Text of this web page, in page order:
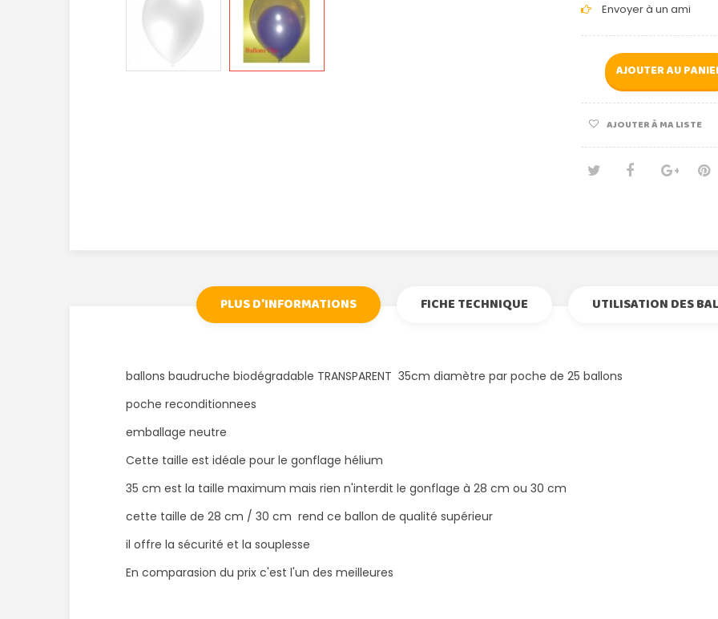
Envoyer à un ami
AJOUTER AU
AJOUTER À MA LISTE
PLUS D'INFORMATIONS FICHE TECHNIQUE UTILISATION DES
ballons baudruche biodégradable TRANSPARENT 35cm diamètre par poche de 25 ballons
poche reconditionnees
emballage neutre
Cette taille est idéale pour le gonflage hélium
35 cm est la taille maximum mais rien n'interdit le gonflage à 28 cm ou 30 cm
cette taille de 28 cm / 30 cm rend ce ballon de qualité supérieur
il offre la sécurité et la souplesse
En comparasion du prix c'est l'un des meilleures